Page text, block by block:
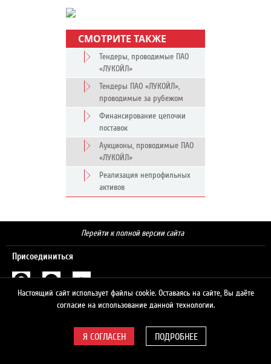
СМОТРИТЕ ТАКЖЕ
Тендеры, проводимые ПАО
«ЛУКОЙЛ»
Тендеры ПАО «ЛУКОЙЛ»,
проводимые за рубежом
Финансирование цепочки
поставок
Аукционы, проводимые ПАО
«ЛУКОЙЛ»
Реализация непрофильных
активов
Перейти к полной версии сайта
Присоединиться
Настоящий сайт использует файлы cookie. Оставаясь на сайте, Вы даёте
согласие на использование данной технологии.
ПОДРОБНЕЕ